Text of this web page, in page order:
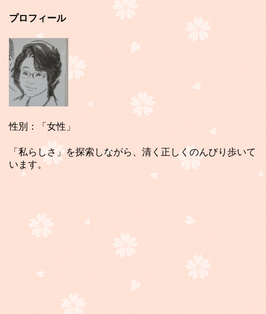
プロフィール
性別：「女性」
「私らしさ」を探索しながら、清く正しくのんびり歩いて
います。